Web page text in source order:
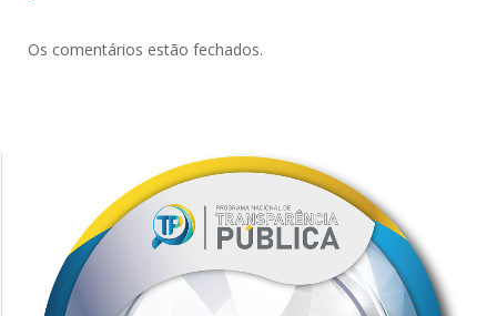
Os comentários estão fechados.